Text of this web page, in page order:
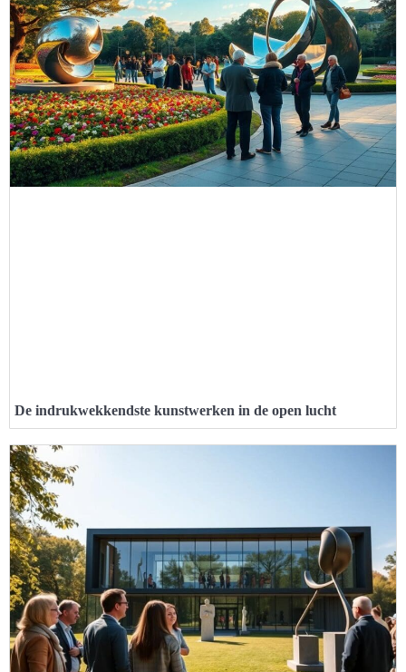
De indrukwekkendste kunstwerken in de open lucht